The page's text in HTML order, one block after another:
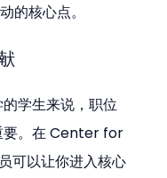
的核心点。
学生来说，职位
要。在 Center for
可以让你进入核心